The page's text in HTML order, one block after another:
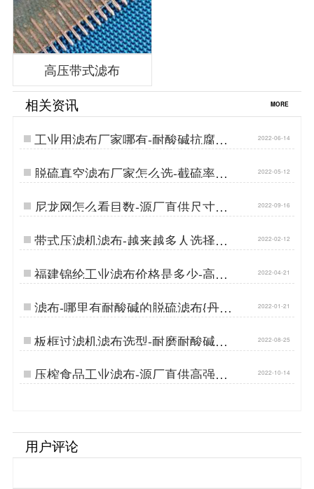
高压带式滤布
相关资讯 MORE
工业用滤布厂家哪有-耐酸碱抗腐蚀
{丹娜鸶过滤}…
2022-06-14
脱硫真空滤布厂家怎么选-截硫率
99.99%{丹娜鸶过滤}…
2022-05-12
尼龙网怎么看目数-源厂直供尺寸目
数准确[丹娜鸶]…
2022-09-16
带式压滤机滤布-越来越多人选择钻
石级耐磨{丹娜鸶过滤}…
2022-02-12
福建锦纶工业滤布价格是多少-高强
耐磨{丹娜鸶过滤}…
2022-04-21
滤布-哪里有耐酸碱的脱硫滤布{丹娜
鸶过滤}…
2022-01-21
板框过滤机滤布选型-耐磨耐酸碱规
格齐全[丹娜鸶]…
2022-08-25
压榨食品工业滤布-源厂直供高强耐
磨[丹娜鸶]…
2022-10-14
用户评论